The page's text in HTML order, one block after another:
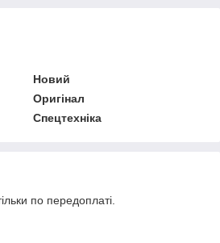
Новий
Оригінал
Спецтехніка
по передоплаті.